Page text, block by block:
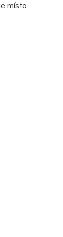
místo